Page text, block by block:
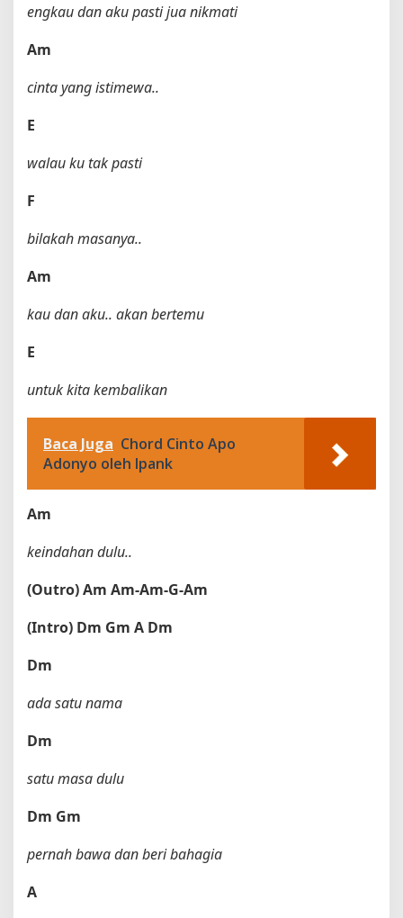
engkau dan aku pasti jua nikmati
Am
cinta yang istimewa..
E
walau ku tak pasti
F
bilakah masanya..
Am
kau dan aku.. akan bertemu
E
untuk kita kembalikan
Baca Juga Chord Cinto Apo
Adonyo oleh Ipank
Am
keindahan dulu..
(Outro)Am Am-Am-G-Am
(Intro) Dm Gm A Dm
Dm
ada satu nama
Dm
satu masa dulu
Dm Gm
pernah bawa dan beri bahagia
A